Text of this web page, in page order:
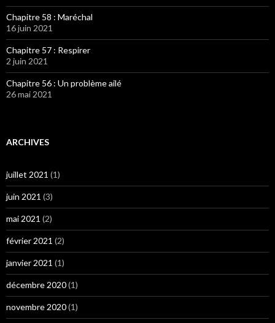
Chapitre 58 : Maréchal
16 juin 2021
Chapitre 57 : Respirer
2 juin 2021
Chapitre 56 : Un problème ailé
26 mai 2021
ARCHIVES
juillet 2021 (1)
juin 2021 (3)
mai 2021 (2)
février 2021 (2)
janvier 2021 (1)
décembre 2020(1)
novembre 2020(1)